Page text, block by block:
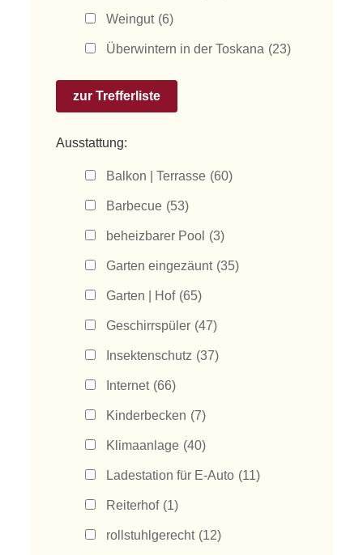
Weingut (6)
Überwintern in der Toskana (23)
Ausstattung:
Balkon | Terrasse (60)
Barbecue (53)
beheizbarer Pool (3)
Garten eingezäunt (35)
Garten | Hof (65)
Geschirrspüler (47)
Insektenschutz (37)
Internet (66)
Kinderbecken (7)
Klimaanlage (40)
Ladestation für E-Auto (11)
Reiterhof (1)
rollstuhlgerecht (12)